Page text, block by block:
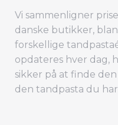
Vi sammenligner
danske butikker,
forskellige
opdateres hver dag,
sikker på at finde
den tandpasta du